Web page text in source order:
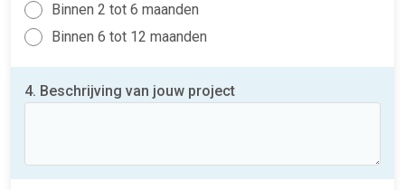
Binnen 2 tot 6 maanden
Binnen 6 tot 12 maanden
4. Beschrijving van jouw project